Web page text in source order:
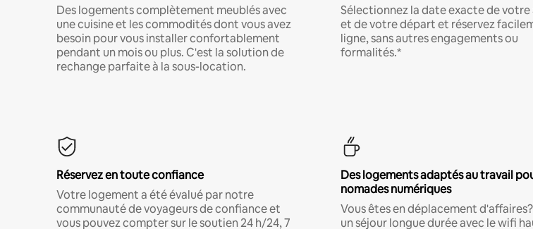
Des logements complètement meublés avec
une cuisine et les commodités dont vous avez
besoin pour vous installer confortablement
pendant un mois ou plus. C'est la solution de
rechange parfaite à la sous-location.
Sélectionnez la date exacte de votre
et de votre départ et réservez
ligne, sans autres engagements ou
formalités.*
Réservez en toute confiance
Votre logement a été évalué par notre
communauté de voyageurs de confiance et
vous pouvez compter sur le soutien 24 h/24, 7
Des logements adaptés au travail
nomades numériques
Vous êtes en déplacement
un séjour longue durée avec le wifi